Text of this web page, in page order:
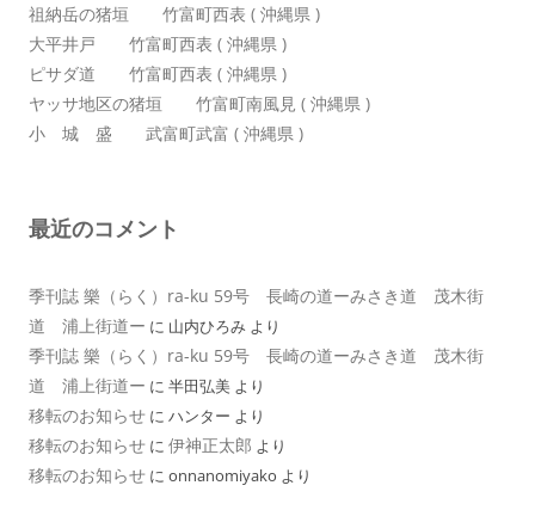
祖納岳の猪垣 竹富町西表 ( 沖縄県 )
大平井戸 竹富町西表 ( 沖縄県 )
ピサダ道 竹富町西表 ( 沖縄県 )
ヤッサ地区の猪垣 竹富町南風見 ( 沖縄県 )
小 城 盛 武富町武富 ( 沖縄県 )
最近のコメント
季刊誌 樂（らく）ra-ku 59号 長崎の道ーみさき道 茂木街
道 浦上街道ー に 山内ひろみ より
季刊誌 樂（らく）ra-ku 59号 長崎の道ーみさき道 茂木街
道 浦上街道ー に 半田弘美 より
移転のお知らせ に ハンター より
移転のお知らせ に 伊神正太郎 より
移転のお知らせ に onnanomiyako より